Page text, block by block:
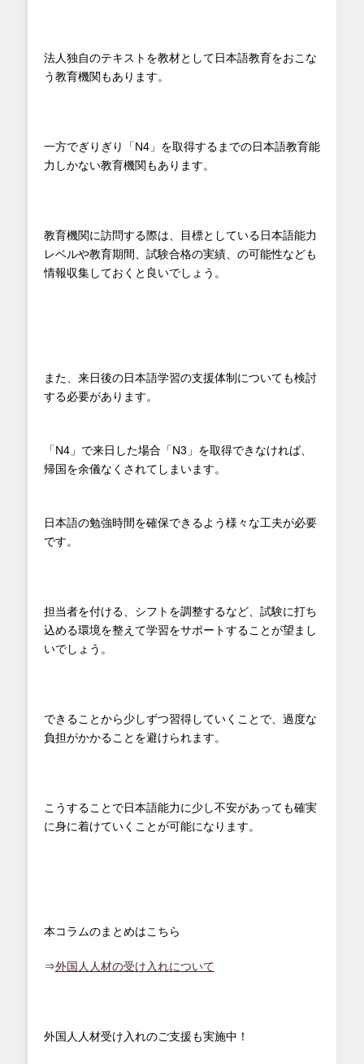
法人独自のテキストを教材として日本語教育をおこな
う教育機関もあります。
一方でぎりぎり「N4」を取得するまでの日本語教育能
力しかない教育機関もあります。
教育機関に訪問する際は、目標としている日本語能力
レベルや教育期間、試験合格の実績、の可能性なども
情報収集しておくと良いでしょう。
また、来日後の日本語学習の支援体制についても検討
する必要があります。
「N4」で来日した場合「N3」を取得できなければ、
帰国を余儀なくされてしまいます。
日本語の勉強時間を確保できるよう様々な工夫が必要
です。
担当者を付ける、シフトを調整するなど、試験に打ち
込める環境を整えて学習をサポートすることが望まし
いでしょう。
できることから少しずつ習得していくことで、過度な
負担がかかることを避けられます。
こうすることで日本語能力に少し不安があっても確実
に身に着けていくことが可能になります。
本コラムのまとめはこちら
⇒外国人人材の受け入れについて
外国人人材受け入れのご支援も実施中！